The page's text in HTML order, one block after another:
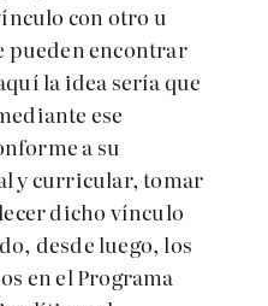
con otro u
pueden encontrar
la idea sería que
ese
a su
y curricular, tomar
dicho vínculo
desde luego, los
en el Programa